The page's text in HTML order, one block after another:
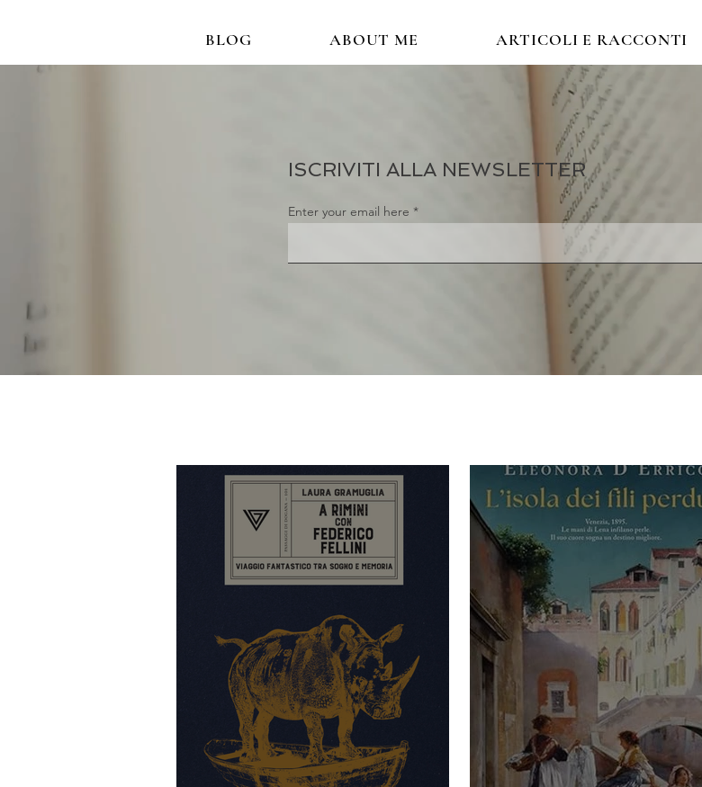
BLOG ABOUT ME ARTICOLI E RACCONTI
ISCRIVITI ALLA NEWSLETTER
Enter your email here